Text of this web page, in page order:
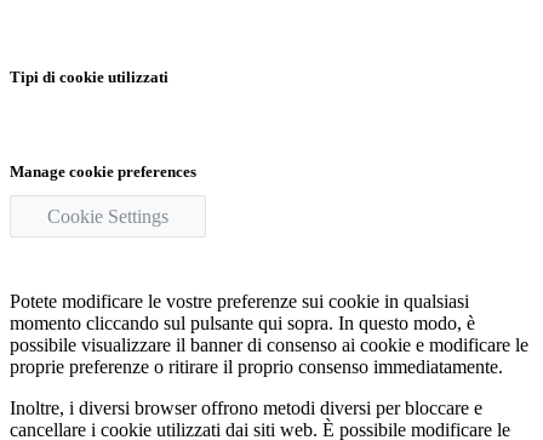
Tipi di cookie utilizzati
Manage cookie preferences
Cookie Settings
Potete modificare le vostre preferenze sui cookie in qualsiasi
momento cliccando sul pulsante qui sopra. In questo modo, è
possibile visualizzare il banner di consenso ai cookie e modificare le
proprie preferenze o ritirare il proprio consenso immediatamente.
Inoltre, i diversi browser offrono metodi diversi per bloccare e
cancellare i cookie utilizzati dai siti web. È possibile modificare le